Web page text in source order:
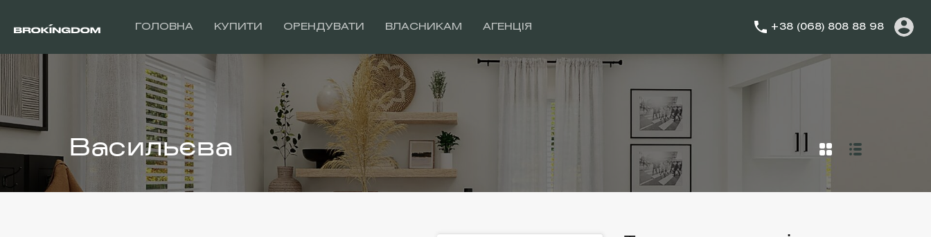
ГОЛОВНА КУПИТИ ОРЕНДУВАТИ ВЛАСНИКАМ АГЕНЦІЯ +38 (068) 808 88 98
Васильєва